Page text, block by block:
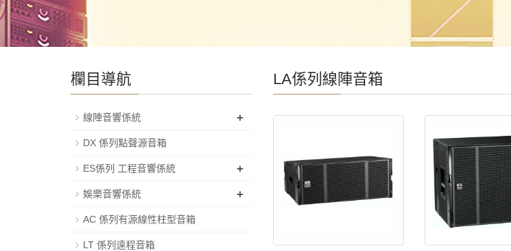
LA係列線陣音箱
欄目導航
線陣音響係統 +
DX 係列點聲源音箱
ES係列 工程音響係統 +
娛樂音響係統 +
AC 係列有源線性柱型音箱
LT 係列遠程音箱